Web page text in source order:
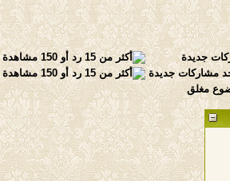
جديدة
مشاركات جديدة
مغلق